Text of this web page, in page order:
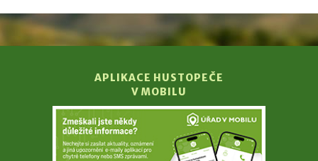
APLIKACE HUSTOPEČE
V MOBILU